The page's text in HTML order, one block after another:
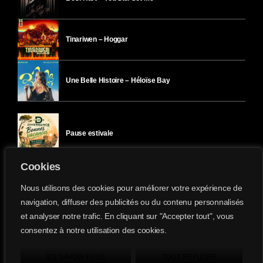
Cookies
Nous utilisons des cookies pour améliorer votre expérience de
navigation, diffuser des publicités ou du contenu personnalisés
et analyser notre trafic. En cliquant sur "Accepter tout", vous
consentez à notre utilisation des cookies.
Tinariwen – Hoggar
Une Belle Histoire – Héloïse Bay
Pause estivale
Ici l’Ombre – mardi 28 juillet